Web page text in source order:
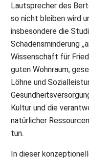
Lautsprecher des
so nicht bleiben wird
insbesondere die
Schadensminderung
Wissenschaft für
guten Wohnraum,
Löhne und
Kultur und die
natürlicher
tun.
In dieser